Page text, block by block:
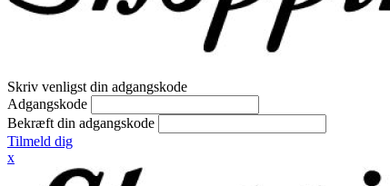
Skriv venligst din adgangskode
Adgangskode
Bekræft din adgangskode
Tilmeld dig
x